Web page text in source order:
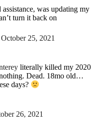
was updating my
turn it back on
October 25, 2021
literally killed my 2020
Dead. 18mo old…
days?
26, 2021